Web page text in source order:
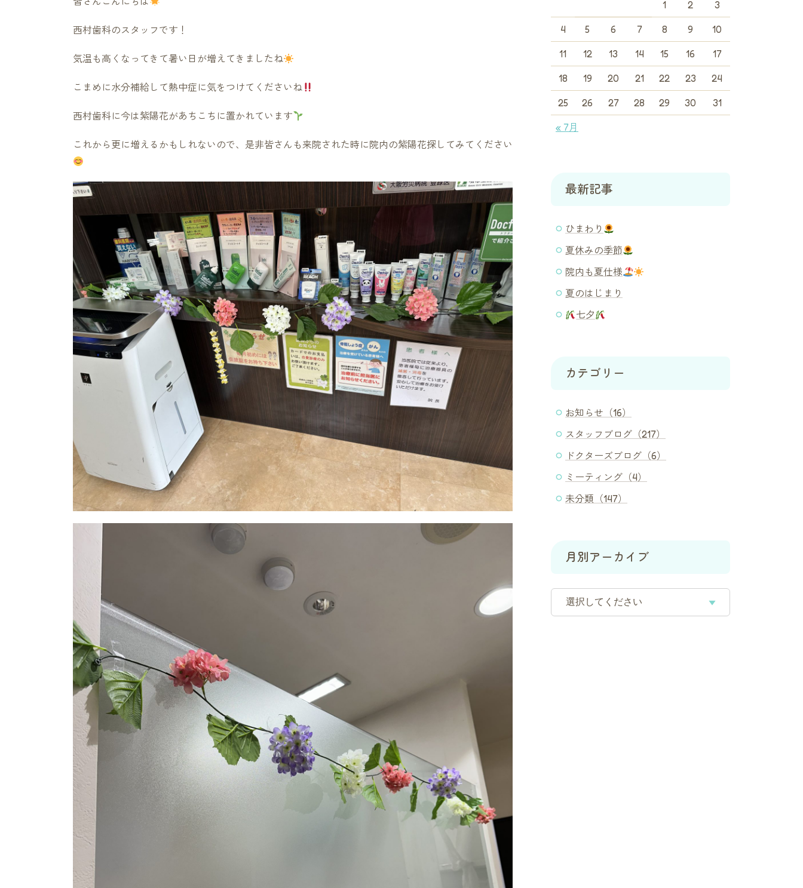
西村歯科のスタッフです！
気温も高くなってきて暑い日が増えてきましたね
こまめに水分補給して熱中症に気をつけてくださいね
西村歯科に今は紫陽花があちこちに置かれています
これから更に増えるかもしれないので、是非皆さんも来院された時に院内の紫陽花探してみてください
1 2 3
4 5 6 7 8 9 10
11 12 13 14 15 16 17
18 19 20 21 22 23 24
25 26 27 28 29 30 31
« 7月
最新記事
ひまわり
夏休みの季節
院内も夏仕様
夏のはじまり
七夕
カテゴリー
お知らせ（16）
スタッフブログ（217）
ドクターズブログ（6）
ミーティング（4）
未分類（147）
月別アーカイブ